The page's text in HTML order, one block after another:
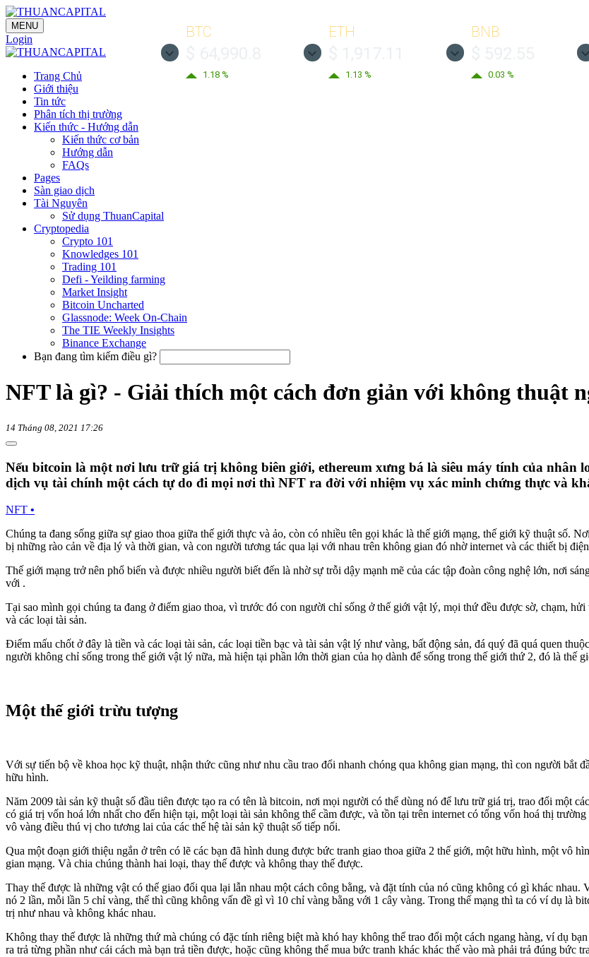
BTC
1.18 %
ETH
1.13 %
BNB
0.03 %
MENU
Login
Trang Chủ
Giới thiệu
Tin tức
Phân tích thị trường
Kiến thức - Hướng dẫn
Kiến thức cơ bản
Hướng dẫn
FAQs
Pages
Sàn giao dịch
Tài Nguyên
Sử dụng ThuanCapital
Cryptopedia
Crypto 101
Knowledges 101
Trading 101
Defi - Yeilding farming
Market Insight
Bitcoin Uncharted
Glassnode: Week On-Chain
The TIE Weekly Insights
Binance Exchange
Bạn đang tìm kiếm điều gì?
NFT là gì? - Giải thích một cách đơn giản với không thuật
14 Tháng 08, 2021 17:26
Nếu bitcoin là một nơi lưu trữ giá trị không biên giới, ethereum xưng bá là siêu máy tính của nhân
dịch vụ tài chính một cách tự do đi mọi nơi thì NFT ra đời với nhiệm vụ xác minh chứng thực và
NFT •
Chúng ta đang sống giữa sự giao thoa giữa thế giới thực và ảo, còn có nhiều tên gọi khác là thế giới mạng, thế giới kỹ thuật số.
bị những rào cản về địa lý và thời gian, và con người tương tác qua lại với nhau trên không gian đó nhờ internet và các thiết bị
Thế giới mạng trở nên phổ biến và được nhiều người biết đến là nhờ sự trỗi dậy mạnh mẽ của các tập đoàn công nghệ lớn, nơi
với .
Tại sao mình gọi chúng ta đang ở điểm giao thoa, vì trước đó con người chỉ sống ở thế giới vật lý, mọi thứ đều được sờ, chạm,
và các loại tài sản.
Điểm mấu chốt ở đây là tiền và các loại tài sản, các loại tiền bạc và tài sản vật lý như vàng, bất động sản, đá quý đã quá quen
người không chỉ sống trong thế giới vật lý nữa, mà hiện tại phần lớn thời gian của họ dành để sống trong thế giới thứ 2, đó là thế
Một thế giới trừu tượng
Với sự tiến bộ về khoa học kỹ thuật, nhận thức cũng như nhu cầu trao đổi nhanh chóng qua không gian mạng, thì con người bắt
hữu hình.
Năm 2009 tài sản kỹ thuật số đầu tiên được tạo ra có tên là bitcoin, nơi mọi người có thể dùng nó để lưu trữ giá trị, trao đổi một
có giá trị vốn hoá lớn nhất cho đến hiện tại, một loại tài sản không thể cầm được, và tồn tại trên internet có tổng vốn hoá thị
vô vàng điều thú vị cho tương lai của các thế hệ tài sản kỹ thuật số tiếp nối.
Qua một đoạn giới thiệu ngắn ở trên có lẽ các bạn đã hình dung được bức tranh giao thoa giữa 2 thế giới, một hữu hình, một vô
gian mạng. Và chia chúng thành hai loại, thay thế được và không thay thế được.
Thay thế được là những vật có thể giao đổi qua lại lẫn nhau một cách công bằng, và đặt tính của nó cũng không có gì khác
nó 2 lần, mỗi lần 5 chỉ vàng, thế thì cũng không vấn đề gì vì 10 chỉ vàng bằng với 1 cây vàng. Trong thế mạng thì ta có ví dụ là
trị như nhau và không khác nhau.
Không thay thế được là những thứ mà chúng có đặc tính riêng biệt mà khó hay không thể trao đổi một cách ngang hàng, ví dụ
ra trả từng phần như cái cách mà bạn trả tiền được, hoặc cũng không thể mua bức tranh khác khác thế vào mà phải trả đúng bức